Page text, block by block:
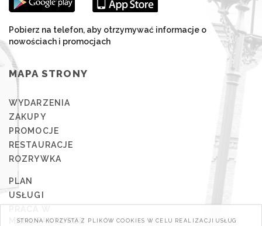
Pobierz na telefon, aby otrzymywać informacje o
nowościach i promocjach
MAPA STRONY
WYDARZENIA
ZAKUPY
PROMOCJE
RESTAURACJE
ROZRYWKA
PLAN
USŁUGI
MANUFAKTURZE
STRONA KORZYSTA Z PLIKÓW COOKIES W CELU REALIZACJI USŁUG